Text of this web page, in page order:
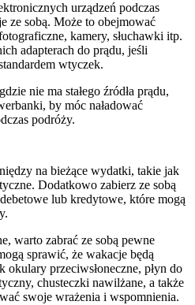
urządzeń podczas
ze sobą. Może to obejmować
kamery, słuchawki itp.
adapterach do prądu, jeśli
wtyczek.
nie ma stałego źródła prądu,
by móc naładować
podróży.
na bieżące wydatki, takie jak
Dodatkowo zabierz ze sobą
lub kredytowe, które mogą
warto zabrać ze sobą pewne
sprawić, że wakacje będą
okulary przeciwsłoneczne, płyn do
chusteczki nawilżane, a także
swoje wrażenia i wspomnienia.